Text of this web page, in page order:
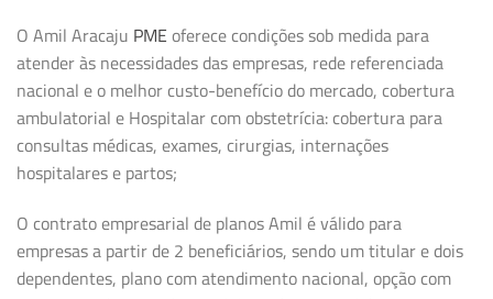
O Amil Aracaju PME oferece condições sob medida para
atender às necessidades das empresas, rede referenciada
nacional e o melhor custo-benefício do mercado, cobertura
ambulatorial e Hospitalar com obstetrícia: cobertura para
consultas médicas, exames, cirurgias, internações
hospitalares e partos;
O contrato empresarial de planos Amil é válido para
empresas a partir de 2 beneficiários, sendo um titular e dois
dependentes, plano com atendimento nacional, opção com